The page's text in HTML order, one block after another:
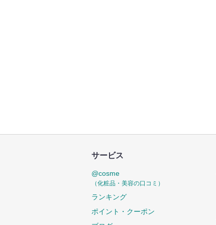
サービス
@cosme
（化粧品・美容の口コミ）
ランキング
ポイント・クーポン